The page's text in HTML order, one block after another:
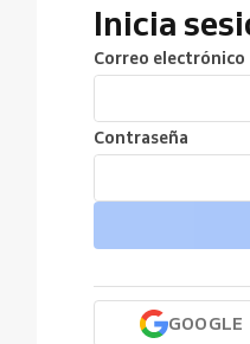
Inicia
Correo electrónico
Contraseña
GOOGLE